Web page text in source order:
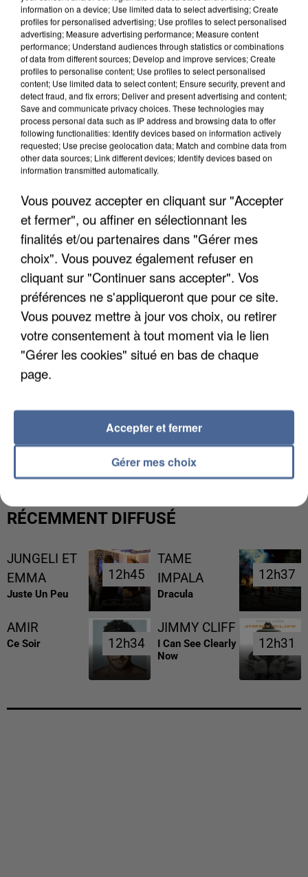
APRÈS TOUTES CES CANICULES, LES REFUGES
DE FAUNE SAUVAGE SONT...
L’UN DES FONDATEURS SUPPOSÉS DE LA DZ
MAFIA INTERPELLÉ EN ALGÉRIE
RÉCEMMENT DIFFUSÉ
JUNGELI ET
EMMA
Juste Un Peu
12h45
12h45
TAME
IMPALA
Dracula
12h37
12h37
AMIR
Ce Soir 12h34
12h34
JIMMY CLIFF
I Can See Clearly
Now
12h31
12h31
information on a device; Use limited data to select advertising; Create
profiles for personalised advertising; Use profiles to select personalised
advertising; Measure advertising performance; Measure content
performance; Understand audiences through statistics or combinations
of data from different sources; Develop and improve services; Create
profiles to personalise content; Use profiles to select personalised
content; Use limited data to select content; Ensure security, prevent and
detect fraud, and fix errors; Deliver and present advertising and content;
Save and communicate privacy choices. These technologies may
process personal data such as IP address and browsing data to offer
following functionalities: Identify devices based on information actively
requested; Use precise geolocation data; Match and combine data from
other data sources; Link different devices; Identify devices based on
information transmitted automatically.
Vous pouvez accepter en cliquant sur "Accepter
et fermer", ou affiner en sélectionnant les
finalités et/ou partenaires dans "Gérer mes
choix". Vous pouvez également refuser en
cliquant sur "Continuer sans accepter". Vos
préférences ne s'appliqueront que pour ce site.
Vous pouvez mettre à jour vos choix, ou retirer
votre consentement à tout moment via le lien
"Gérer les cookies" situé en bas de chaque
page.
Gérer mes choix
Accepter et fermer